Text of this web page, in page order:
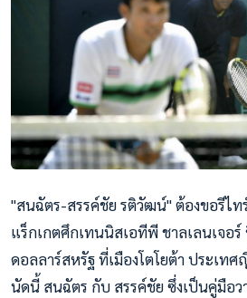
"สนฉัตร-สรรค์ชัย รติวัฒน์" ต้องขอรีไท
แร็กเกตศึกเทนนิสเอทีพี ชาลเลนเจอร์
ดอลลาร์สหรัฐ ที่เมืองโตโยต้า ประเท
นัดนี้ สนฉัตร กับ สรรค์ชัย ซึ่งเป็นคู่มือว